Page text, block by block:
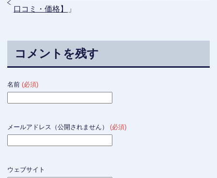
口コミ・価格】
」
コメントを残す
名前 (必須)
メールアドレス（公開されません） (必須)
ウェブサイト